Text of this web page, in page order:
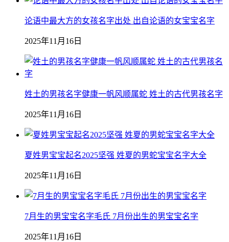
论语中最大方的女孩名字出处 出自论语的女宝宝名字
2025年11月16日
姓土的男孩名字健康一帆风顺属蛇 姓土的古代男孩名字
2025年11月16日
夏姓男宝宝起名2025坚强 姓夏的男蛇宝宝名字大全
2025年11月16日
7月生的男宝宝名字毛氏 7月份出生的男宝宝名字
2025年11月16日